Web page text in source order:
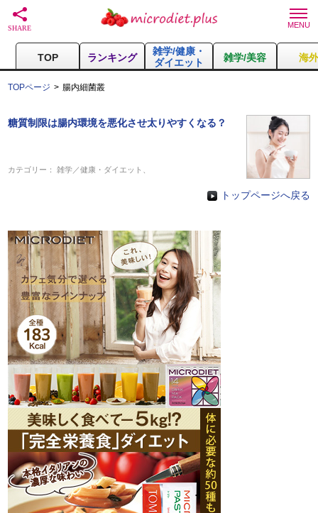
TOP ランキング
雑学/健康・
ダイエット
雑学/美容 海
TOPページ 腸内細菌叢
糖質制限は腸内環境を悪化させ太りやすくなる？
カテゴリー：雑学／健康・ダイエット
トップページへ戻る